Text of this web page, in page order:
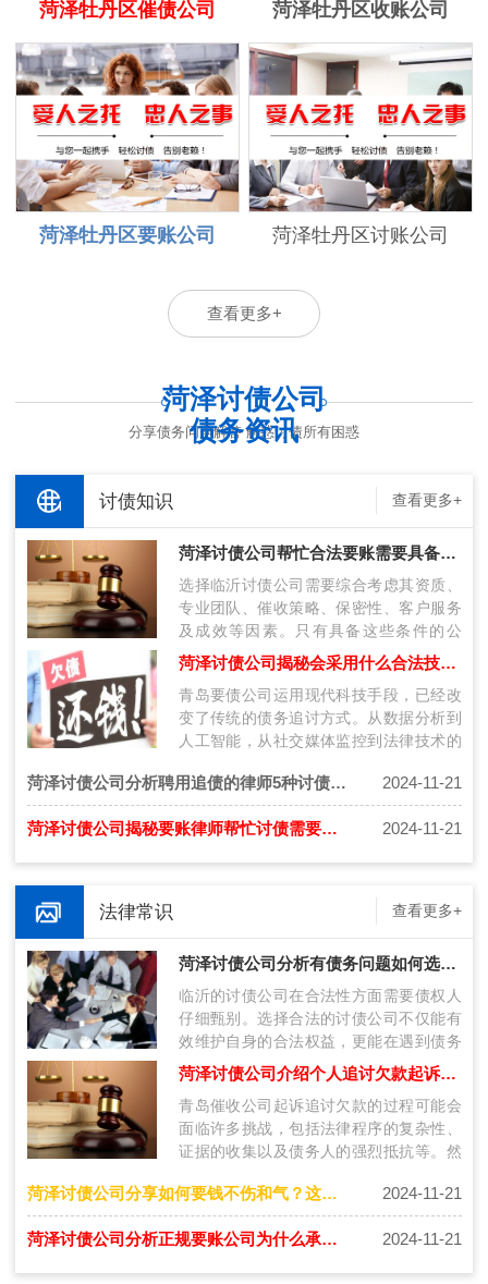
菏泽牡丹区催债公司 菏泽牡丹区收账公司
菏泽牡丹区要账公司 菏泽牡丹区讨账公司
查看更多+
菏泽讨债公司
债务资讯
分享债务问题解答 解惑讨债所有困惑
讨债知识 查看更多+
菏泽讨债公司帮忙合法要账需要具备什么条件呢？
选择临沂讨债公司需要综合考虑其资质、
专业团队、催收策略、保密性、客户服务
及成效等因素。只有具备这些条件的公
司，才能在复杂的债务纠纷中为客户提供
有效…
菏泽讨债公司揭秘会采用什么合法技术讨债呢？
青岛要债公司运用现代科技手段，已经改
变了传统的债务追讨方式。从数据分析到
人工智能，从社交媒体监控到法律技术的
也…
菏泽讨债公司分析聘用追债的律师5种讨债技巧！ 2024-11-21
菏泽讨债公司揭秘要账律师帮忙讨债需要注意什么？ 2024-11-21
法律常识 查看更多+
菏泽讨债公司分析有债务问题如何选择合法的催收公司！
临沂的讨债公司在合法性方面需要债权人
仔细甄别。选择合法的讨债公司不仅能有
效维护自身的合法权益，更能在遇到债务
问题时，获得专业、合法的服务。无论是
通…
菏泽讨债公司介绍个人追讨欠款起诉流程是什么？
青岛催收公司起诉追讨欠款的过程可能会
面临许多挑战，包括法律程序的复杂性、
证据的收集以及债务人的强烈抵抗等。然
债…
菏泽讨债公司分享如何要钱不伤和气？这几种方法更好！ 2024-11-21
菏泽讨债公司分析正规要账公司为什么承诺不成功不收费！ 2024-11-21